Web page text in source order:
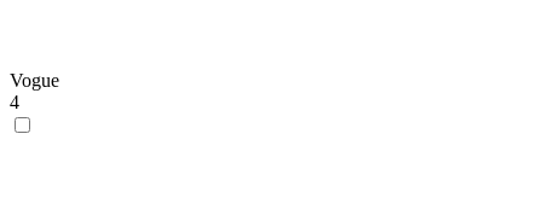
Vogue
4